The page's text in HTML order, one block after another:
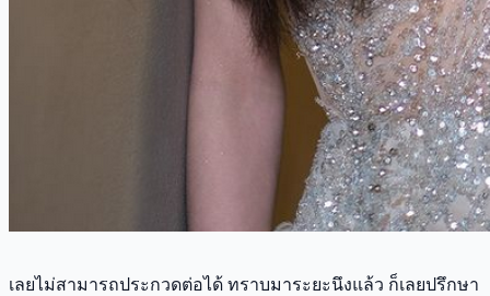
เลยไม่สามารถประกวดต่อได้ ทราบมาระยะนึงแล้ว ก็เลยปรึกษา